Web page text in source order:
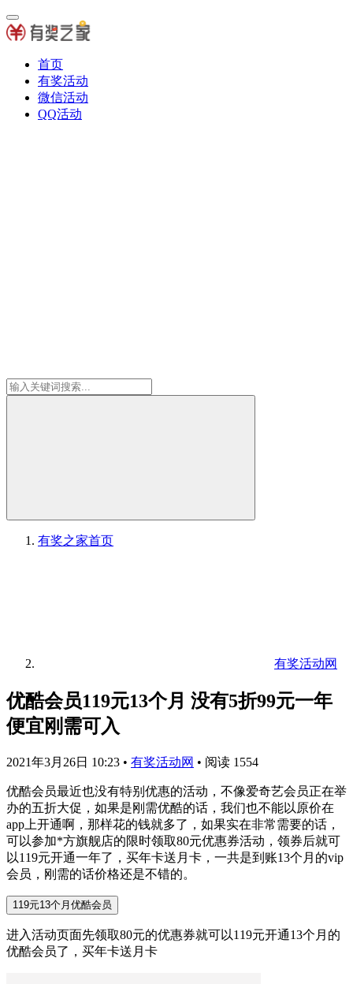
首页
有奖活动
微信活动
QQ活动
有奖之家首页
有奖活动网
优酷会员119元13个月 没有5折99元一年
便宜刚需可入
2021年3月26日 10:23 • 有奖活动网 • 阅读 1554
优酷会员最近也没有特别优惠的活动，不像爱奇艺会员正在举
办的五折大促，如果是刚需优酷的话，我们也不能以原价在
app上开通啊，那样花的钱就多了，如果实在非常需要的话，
可以参加*方旗舰店的限时领取80元优惠券活动，领券后就可
以119元开通一年了，买年卡送月卡，一共是到账13个月的vip
会员，刚需的话价格还是不错的。
119元13个月优酷会员
进入活动页面先领取80元的优惠券就可以119元开通13个月的
优酷会员了，买年卡送月卡